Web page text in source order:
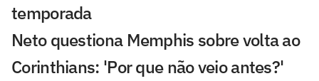
temporada
Neto questiona Memphis sobre volta ao
Corinthians: 'Por que não veio antes?'